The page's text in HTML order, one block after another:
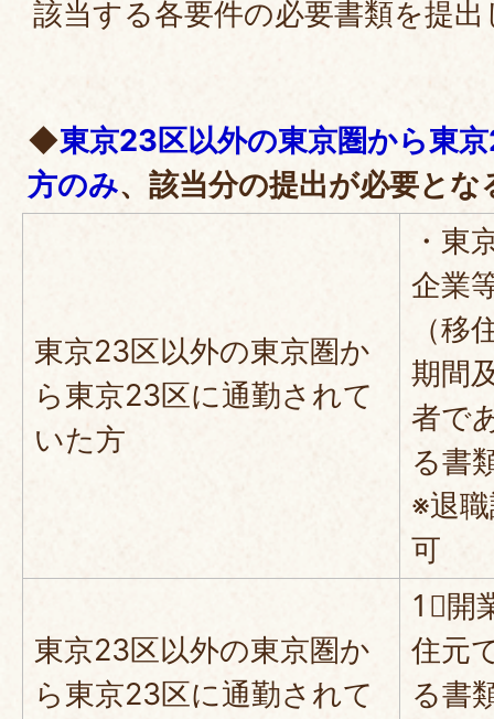
該当する各要件の必要書類を提
◆東京23区以外の東京圏から東
方のみ、該当分の提出が必要とな
東京23区以外の東京圏か
ら東京23区に通勤されて
いた方
・東
企業
（移
期間
者で
る書
※退
可
東京23区以外の東京圏か
ら東京23区に通勤されて
1⃣開
住元
る書